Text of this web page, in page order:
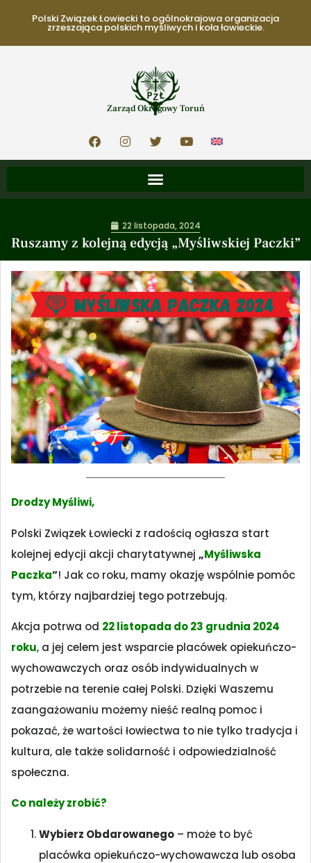
Polski Związek Łowiecki to ogólnokrajowa organizacja
zrzeszająca polskich myśliwych i koła łowieckie.
Zarząd Okręgowy Toruń
Ruszamy z kolejną edycją „Myśliwskiej Paczki”
22 listopada, 2024
Drodzy Myśliwi,
Polski Związek Łowiecki z radością ogłasza start
kolejnej edycji akcji charytatywnej „Myśliwska
Paczka”! Jak co roku, mamy okazję wspólnie pomóc
tym, którzy najbardziej tego potrzebują.
Akcja potrwa od 22 listopada do 23 grudnia 2024
roku, a jej celem jest wsparcie placówek opiekuńczo-
wychowawczych oraz osób indywidualnych w
potrzebie na terenie całej Polski. Dzięki Waszemu
zaangażowaniu możemy nieść realną pomoc i
pokazać, że wartości łowiectwa to nie tylko tradycja i
kultura, ale także solidarność i odpowiedzialność
społeczna.
Co należy zrobić?
Wybierz Obdarowanego – może to być
placówka opiekuńczo-wychowawcza lub osoba